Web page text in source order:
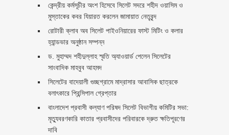
কেন্দ্রীয় কর্মসূচীর অংশ হিসেবে সিলেট সদরে শহীদ ওয়াসিম ও
মুস্তাকের কবর যিয়ারত করলেন জামায়াত নেতৃবৃন্দ ‎
রোটারী ক্লাব অব সিলেট পাইওনিয়ারের ফাস্ট মিটিং ও কলার
হ্যান্ডভার অনুষ্ঠান সম্পন্ন
ড. মুহাম্মদ শহীদুল্লাহ স্মৃতি অ্যাওয়ার্ড পেলেন সিলেটের
সাংবাদিক মাহবুব আহমদ
সিলেটের বাদেয়ালী গুচ্ছগ্রামে মাদ্রাসার আবাসিক ছাত্রকে
বলাৎকারে প্রিন্সিপাল গ্রেপ্তার ‎
বাংলাদেশ প্রবাসী কল্যাণ পরিষদ সিলেট বিভাগীয় কমিটির সভা:
মৃত্যুবরণকারি কাতার প্রবাসীদের পরিবারকে দ্রুত ক্ষতিপূরণের
দাবি